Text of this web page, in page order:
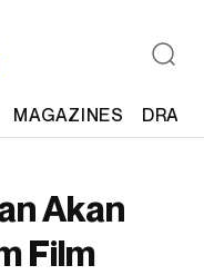
MAGAZINES
Akan
Film